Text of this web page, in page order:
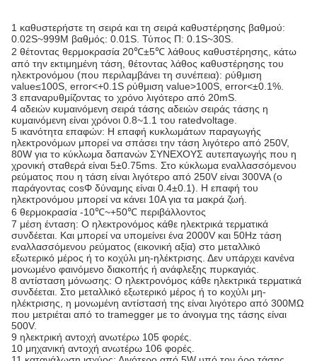
1 καθυστερήστε τη σειρά και τη σειρά καθυστέρησης βαθμού:
0.02S~999M βαθμός: 0.01S. Τύπος Π: 0.1S~30S.
2 θέτοντας θερμοκρασία 20℃±5℃ λάθους καθυστέρησης, κάτω
από την εκτιμημένη τάση, θέτοντας λάθος καθυστέρησης του
ηλεκτρονόμου (που περιλαμβάνει τη συνέπεια): ρύθμιση
value≤100S, error<+0.1S ρύθμιση value>100S, error<±0.1%.
3 επαναρυθμίζοντας το χρόνο λιγότερο από 20mS.
4 αδειών κυμαινόμενη σειρά τάσης αδειών σειράς τάσης η
κυμαινόμενη είναι χρόνοι 0.8~1.1 του ratedvoltage.
5 ικανότητα επαφών: Η επαφή κυκλωμάτων παραγωγής
ηλεκτρονόμων μπορεί να σπάσει την τάση λιγότερο από 250V,
80W για το κύκλωμα δαπανών ΣΥΝΕΧΟΥΣ αυτεπαγωγής που η
χρονική σταθερά είναι 5±0.75ms. Στο κύκλωμα εναλλασσόμενου
ρεύματος που η τάση είναι λιγότερο από 250V είναι 300VA (ο
παράγοντας cosΦ δύναμης είναι 0.4±0.1). Η επαφή του
ηλεκτρονόμου μπορεί να κάνει 10A για τα μακρά ζωή.
6 θερμοκρασία -10℃~+50℃ περιβάλλοντος
7 μέση ένταση: Ο ηλεκτρονόμος κάθε ηλεκτρικά τερματικά
συνδέεται. Και μπορεί να υπομείνει ένα 2000V και 50Hz τάση
εναλλασσόμενου ρεύματος (εικονική αξία) στο μεταλλικό
εξωτερικό μέρος ή το κοχύλι μη-ηλέκτρισης. Δεν υπάρχει κανένα
μονωμένο φαινόμενο διακοπής ή ανάφλεξης πυρκαγιάς.
8 αντίσταση μόνωσης: Ο ηλεκτρονόμος κάθε ηλεκτρικά τερματικά
συνδέεται. Στο μεταλλικό εξωτερικό μέρος ή το κοχύλι μη-
ηλέκτρισης, η μονωμένη αντίστασή της είναι λιγότερο από 300MΩ
που μετριέται από το tramegger με το άνοιγμα της τάσης είναι
500V.
9 ηλεκτρική αντοχή ανωτέρω 105 φορές.
10 μηχανική αντοχή ανωτέρω 106 φορές.